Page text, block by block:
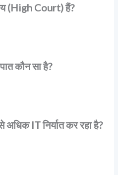
(High Court) हैं?
कौन सा है?
IT निर्यात कर रहा है?